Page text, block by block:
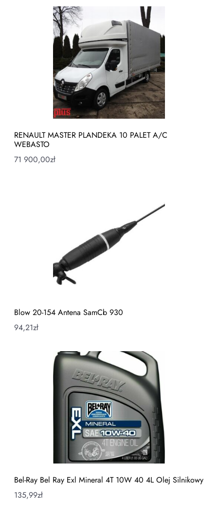
RENAULT MASTER PLANDEKA 10 PALET A/C
WEBASTO
71 900,00zł
Blow 20-154 Antena SamCb 930
94,21zł
Bel-Ray Bel Ray Exl Mineral 4T 10W 40 4L Olej Silnikowy
135,99zł